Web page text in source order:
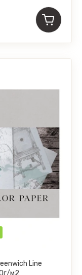
Line
м2